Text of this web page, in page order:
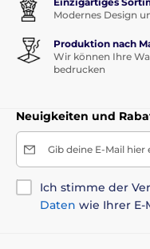
Modernes Design
Produktion nach
Wir können Ihre
bedrucken
Neuigkeiten und
Gib deine E-Mail hier
Ich stimme der
Daten wie Ihrer E-